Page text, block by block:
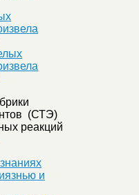
(СТЭ)
реакций
и